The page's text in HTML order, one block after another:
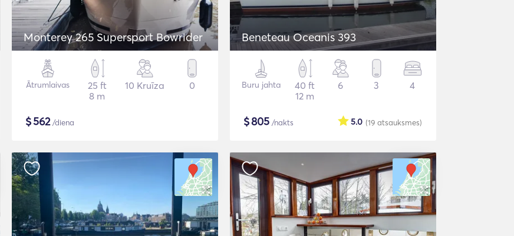
Monterey 265 Supersport Bowrider
Ātrumlaivas
25 ft
8 m
10 Kruīza 0
$562/diena
Beneteau Oceanis 393
Buru jahta
40 ft
12 m
6 3 4
$805 /nakts (19 atsauksmes)
5.0